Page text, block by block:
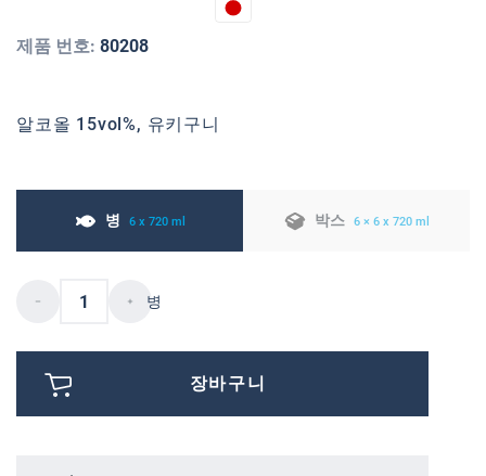
제품 번호: 80208
알코올 15vol%, 유키구니
병 6 x 720 ml 박스 6 × 6 x 720 ml
병
장바구니